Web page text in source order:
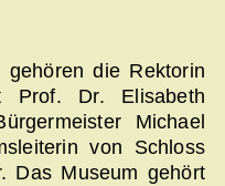
die Rektorin
Prof. Dr. Elisabeth
Michael
von Schloss
Das Museum gehört